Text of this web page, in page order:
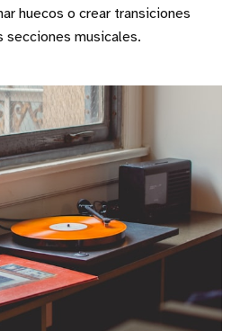
huecos o crear transiciones
musicales.